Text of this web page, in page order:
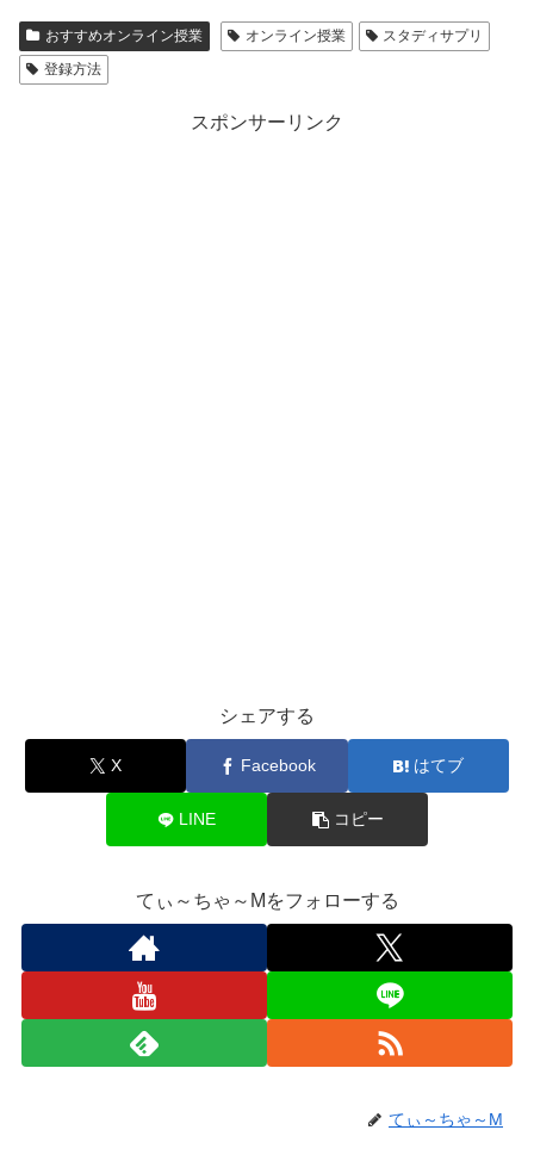
おすすめオンライン授業 オンライン授業
スタディサプリ
登録方法
スポンサーリンク
シェアする
X Facebook はてブ
LINE コピー
てぃ～ちゃ～Mをフォローする
てぃ～ちゃ～M